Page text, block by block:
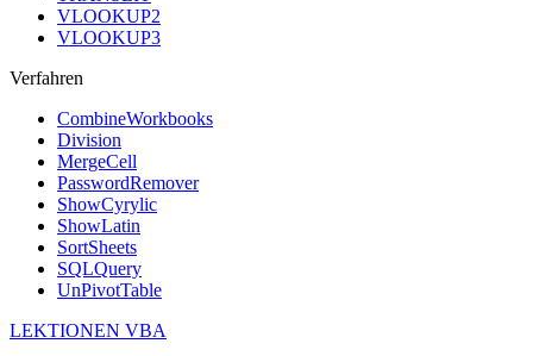
VLOOKUP2
VLOOKUP3
Verfahren
CombineWorkbooks
Division
MergeCell
PasswordRemover
ShowCyrylic
ShowLatin
SortSheets
SQLQuery
UnPivotTable
LEKTIONEN VBA